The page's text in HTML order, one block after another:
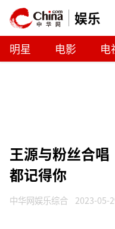
娱乐
明星 电影 电
王源与粉丝合唱
都记得你
中华网娱乐综合 2023-05-